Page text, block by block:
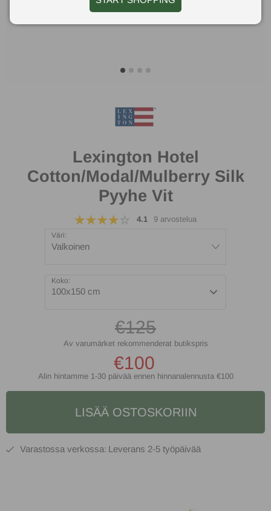
Lexington Hotel
Cotton/Modal/Mulberry Silk
Pyyhe Vit
4.1 9 arvostelua
Väri:
Valkoinen
Koko:
100x150 cm
€125
€100
Alin hintamme 1-30 päivää ennen hinnanalennusta €100
LISÄÄ OSTOSKORIIN
2-5 työpäivää